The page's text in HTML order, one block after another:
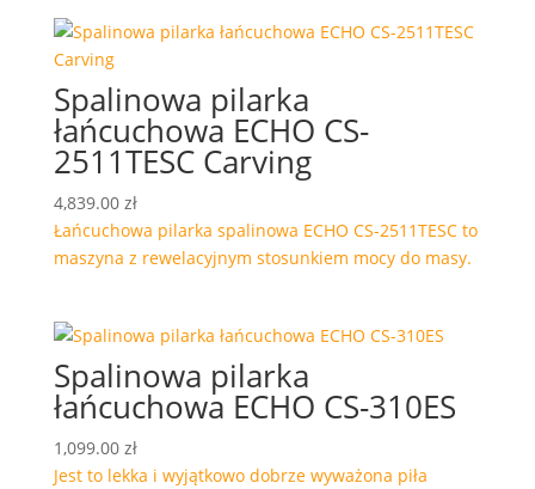
Spalinowa pilarka
łańcuchowa ECHO CS-
2511TESC Carving
4,839.00 zł
Łańcuchowa pilarka spalinowa ECHO CS-2511TESC to
maszyna z rewelacyjnym stosunkiem mocy do masy.
Spalinowa pilarka
łańcuchowa ECHO CS-310ES
1,099.00 zł
Jest to lekka i wyjątkowo dobrze wyważona piła